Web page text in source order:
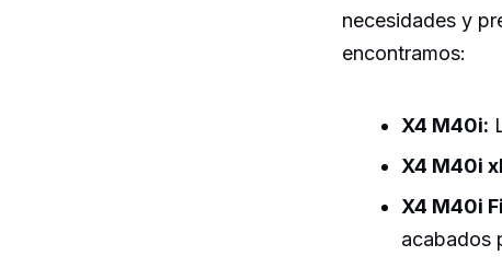
necesidades y
encontramos:
X4 M40i:
X4 M40i
X4 M40i
acabados